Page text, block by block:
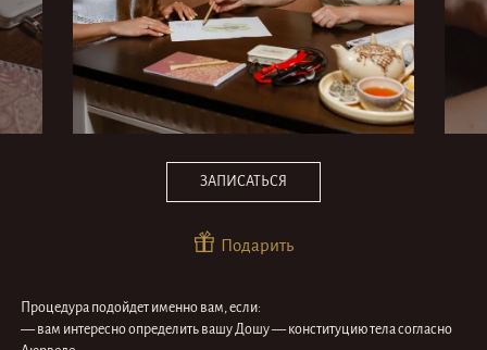
ЗАПИСАТЬСЯ
Подарить
Процедура подойдет именно вам, если:
— вам интересно определить вашу Дошу — конституцию тела согласно